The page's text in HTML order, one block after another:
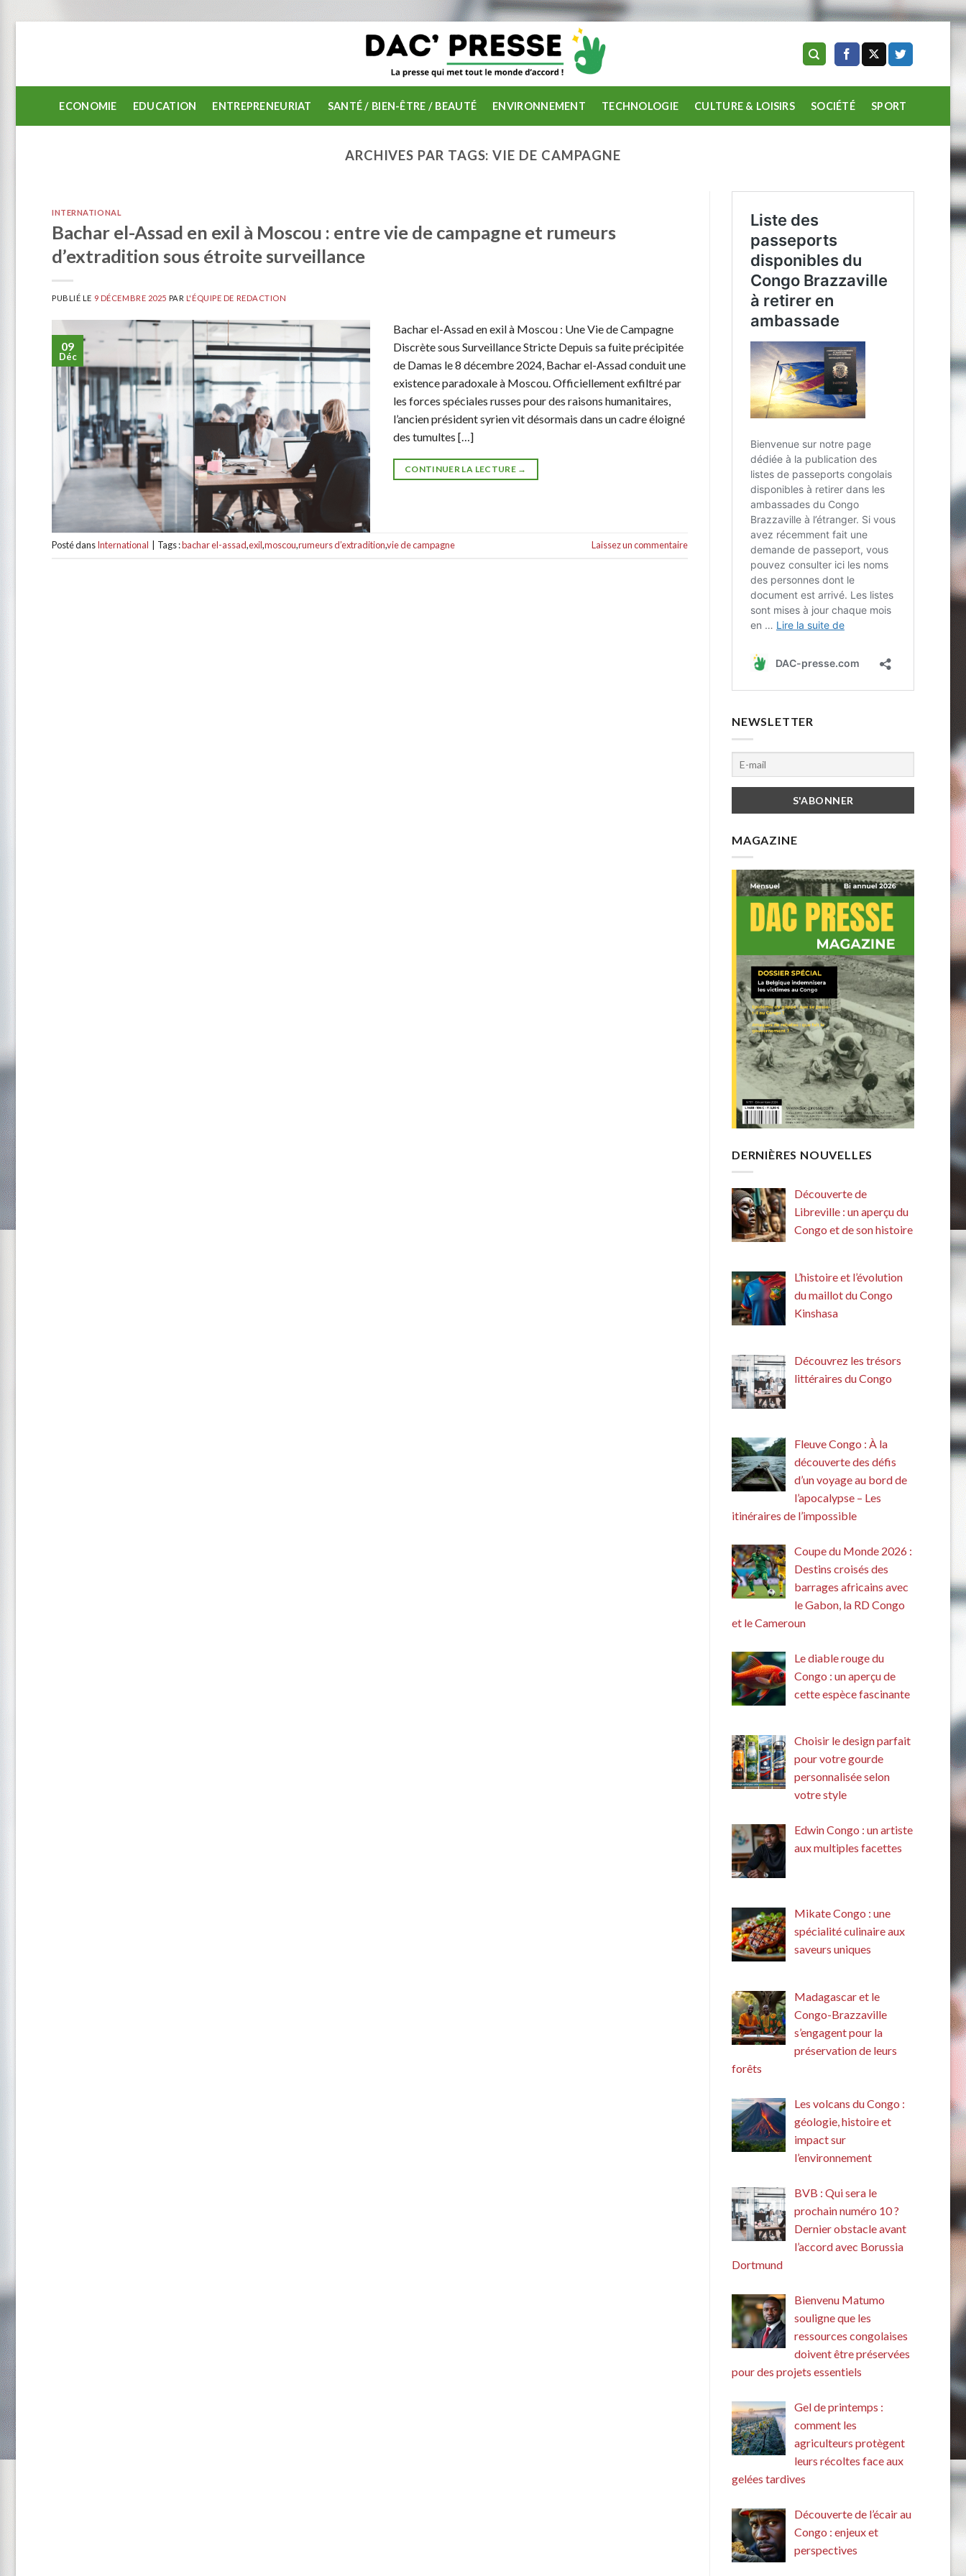
ECONOMIE EDUCATION ENTREPRENEURIAT SANTÉ / BIEN-ÊTRE / BEAUTÉ ENVIRONNEMENT TECHNOLOGIE CULTURE & LOISIRS SOCIÉTÉ SPORT
ARCHIVES PAR TAGS:VIE DE CAMPAGNE
INTERNATIONAL
Bachar el-Assad en exil à Moscou : entre vie de campagne et rumeurs
d’extradition sous étroite surveillance
PUBLIÉ LE 9 DÉCEMBRE 2025 PAR L'ÉQUIPE DE REDACTION
09
Déc
Bachar el-Assad en exil à Moscou : Une Vie de Campagne
Discrète sous Surveillance Stricte Depuis sa fuite précipitée
de Damas le 8 décembre 2024, Bachar el-Assad conduit une
existence paradoxale à Moscou. Officiellement exfiltré par
les forces spéciales russes pour des raisons humanitaires,
l’ancien président syrien vit désormais dans un cadre éloigné
des tumultes […]
CONTINUER LA LECTURE →
Posté dansInternational Tags :bachar el-assad,exil,moscou,rumeurs d’extradition,vie de campagne Laissez un commentaire
NEWSLETTER
MAGAZINE
DERNIÈRES NOUVELLES
Découverte de
Libreville : un aperçu du
Congo et de son histoire
L’histoire et l’évolution
du maillot du Congo
Kinshasa
Découvrez les trésors
littéraires du Congo
Fleuve Congo : À la
découverte des défis
d’un voyage au bord de
l’apocalypse – Les
itinéraires de l’impossible
Coupe du Monde 2026 :
Destins croisés des
barrages africains avec
le Gabon, la RD Congo
et le Cameroun
Le diable rouge du
Congo : un aperçu de
cette espèce fascinante
Choisir le design parfait
pour votre gourde
personnalisée selon
votre style
Edwin Congo : un artiste
aux multiples facettes
Mikate Congo : une
spécialité culinaire aux
saveurs uniques
Madagascar et le
Congo-Brazzaville
s’engagent pour la
préservation de leurs
forêts
Les volcans du Congo :
géologie, histoire et
impact sur
l’environnement
BVB : Qui sera le
prochain numéro 10 ?
Dernier obstacle avant
l’accord avec Borussia
Dortmund
Bienvenu Matumo
souligne que les
ressources congolaises
doivent être préservées
pour des projets essentiels
Gel de printemps :
comment les
agriculteurs protègent
leurs récoltes face aux
gelées tardives
Découverte de l’écair au
Congo : enjeux et
perspectives